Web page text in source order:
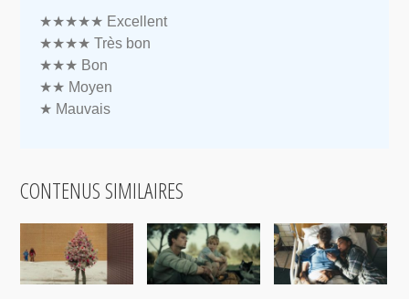
★★★★★ Excellent
★★★★ Très bon
★★★ Bon
★★ Moyen
★ Mauvais
CONTENUS SIMILAIRES